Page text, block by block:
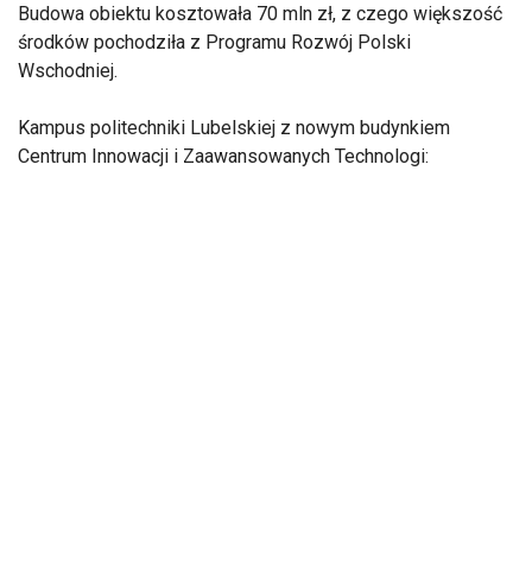
Budowa obiektu kosztowała 70 mln zł, z czego większość
środków pochodziła z Programu Rozwój Polski
Wschodniej.
Kampus politechniki Lubelskiej z nowym budynkiem
Centrum Innowacji i Zaawansowanych Technologi: